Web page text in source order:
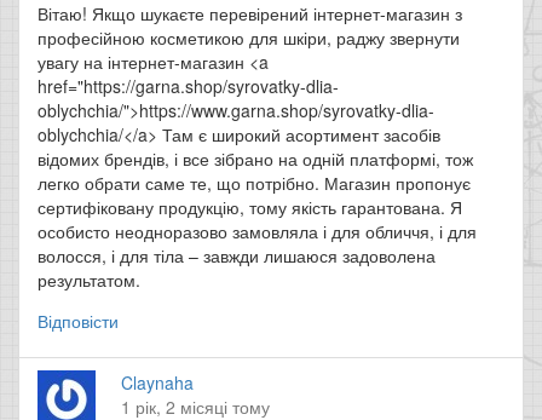
Вітаю! Якщо шукаєте перевірений інтернет-магазин з
професійною косметикою для шкіри, раджу звернути
увагу на інтернет-магазин <a
href="https://garna.shop/syrovatky-dlia-
oblychchia/">https://www.garna.shop/syrovatky-dlia-
oblychchia/</a> Там є широкий асортимент засобів
відомих брендів, і все зібрано на одній платформі, тож
легко обрати саме те, що потрібно. Магазин пропонує
сертифіковану продукцію, тому якість гарантована. Я
особисто неодноразово замовляла і для обличчя, і для
волосся, і для тіла – завжди лишаюся задоволена
результатом.
Відповісти
Claynaha
1 рік, 2 місяці тому